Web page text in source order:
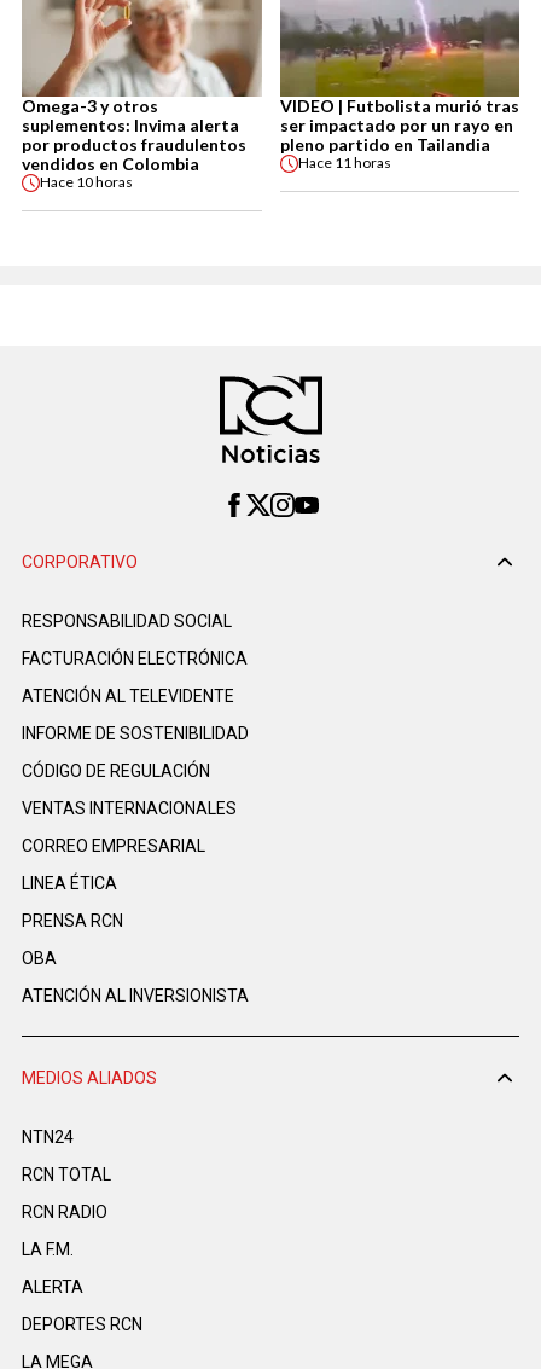
Omega-3 y otros
suplementos: Invima alerta
por productos fraudulentos
vendidos en Colombia
Hace 10 horas
VIDEO | Futbolista murió tras
ser impactado por un rayo en
pleno partido en Tailandia
Hace 11 horas
CORPORATIVO
RESPONSABILIDAD SOCIAL
FACTURACIÓN ELECTRÓNICA
ATENCIÓN AL TELEVIDENTE
INFORME DE SOSTENIBILIDAD
CÓDIGO DE REGULACIÓN
VENTAS INTERNACIONALES
CORREO EMPRESARIAL
LINEA ÉTICA
PRENSA RCN
OBA
ATENCIÓN AL INVERSIONISTA
MEDIOS ALIADOS
NTN24
RCN TOTAL
RCN RADIO
LA F.M.
ALERTA
DEPORTES RCN
LA MEGA